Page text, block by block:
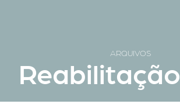
ARQUIVOS